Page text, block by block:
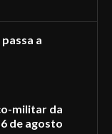
a
militar da
de agosto